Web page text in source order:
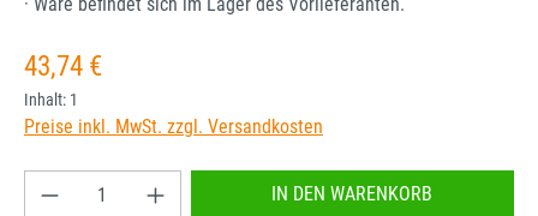
Regulärer Preis:
43,74 €
Inhalt: 1
Preise inkl. MwSt. zzgl. Versandkosten
Produkt Anzahl: Gib den gewünschten Wert
IN DEN WARENKORB